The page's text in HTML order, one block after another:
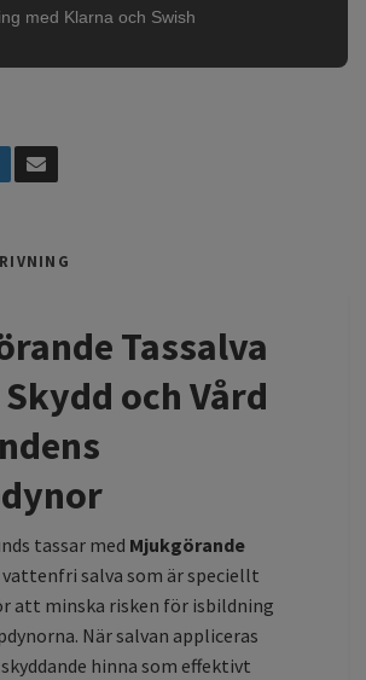
med Klarna och Swish
Tassalva
Skydd och Vård
tassar med Mjukgörande
vattenfri salva som är speciellt
att minska risken för isbildning
När salvan appliceras
hinna som effektivt